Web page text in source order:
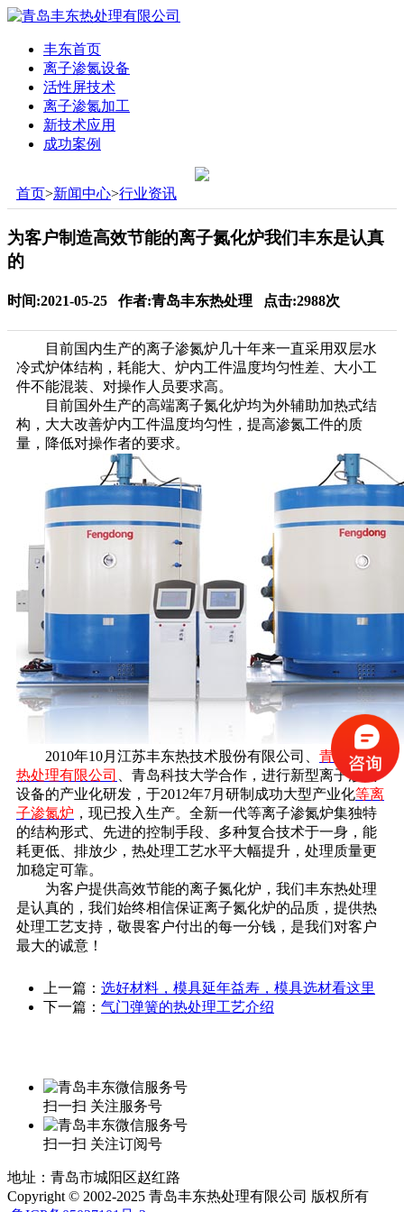
丰东首页
离子渗氮设备
活性屏技术
离子渗氮加工
新技术应用
成功案例
首页>新闻中心>行业资讯
为客户制造高效节能的离子氮化炉我们丰东是认真
的
时间:2021-05-25 作者:青岛丰东热处理 点击:2988次
目前国内生产的离子渗氮炉几十年来一直采用双层水
冷式炉体结构，耗能大、炉内工件温度均匀性差、大小工
件不能混装、对操作人员要求高。
目前国外生产的高端离子氮化炉均为外辅助加热式结
构，大大改善炉内工件温度均匀性，提高渗氮工件的质
量，降低对操作者的要求。
2010年10月江苏丰东热技术股份有限公司、 青岛丰东
热处理有限公司
、青岛科技大学合作，进行新型离子渗氮
设备的产业化研发，于2012年7月研制成功大型产业化等离
子渗氮炉 ，现已投入生产。全新一代等离子渗氮炉集独特
的结构形式、先进的控制手段、多种复合技术于一身，能
耗更低、排放少，热处理工艺水平大幅提升，处理质量更
加稳定可靠。
为客户提供高效节能的离子氮化炉，我们丰东热处理
是认真的，我们始终相信保证离子氮化炉的品质，提供热
处理工艺支持，敬畏客户付出的每一分钱，是我们对客户
最大的诚意！
上一篇： 选好材料，模具延年益寿，模具选材看这里
下一篇： 气门弹簧的热处理工艺介绍
扫一扫 关注服务号
扫一扫 关注订阅号
地址：青岛市城阳区赵红路
Copyright © 2002-2025 青岛丰东热处理有限公司 版权所有